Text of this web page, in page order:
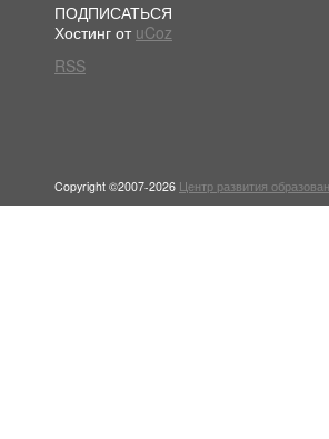
ПОДПИСАТЬСЯ
Хостинг от uCoz
RSS
Copyright ©2007-2026 Центр развития